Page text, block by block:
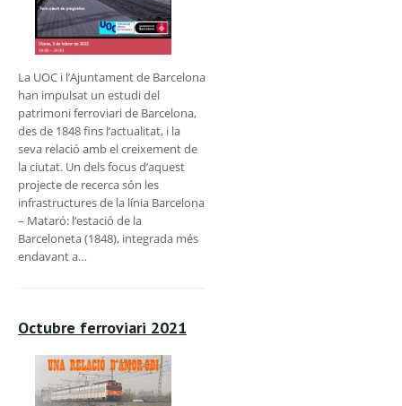
La UOC i l’Ajuntament de Barcelona
han impulsat un estudi del
patrimoni ferroviari de Barcelona,
des de 1848 fins l’actualitat, i la
seva relació amb el creixement de
la ciutat. Un dels focus d’aquest
projecte de recerca són les
infrastructures de la línia Barcelona
– Mataró: l’estació de la
Barceloneta (1848), integrada més
endavant a…
Octubre ferroviari 2021